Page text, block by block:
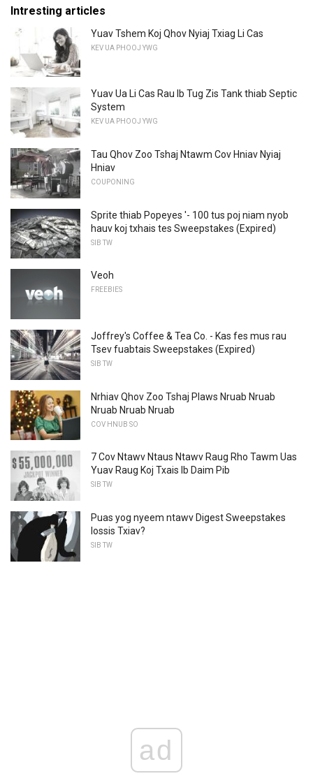
Intresting articles
Yuav Tshem Koj Qhov Nyiaj Txiag Li Cas
KEV UA PHOOJ YWG
Yuav Ua Li Cas Rau Ib Tug Zis Tank thiab Septic
System
KEV UA PHOOJ YWG
Tau Qhov Zoo Tshaj Ntawm Cov Hniav Nyiaj
Hniav
COUPONING
Sprite thiab Popeyes '- 100 tus poj niam nyob
hauv koj txhais tes Sweepstakes (Expired)
SIB TW
Veoh
FREEBIES
Joffrey's Coffee & Tea Co. - Kas fes mus rau
Tsev fuabtais Sweepstakes (Expired)
SIB TW
Nrhiav Qhov Zoo Tshaj Plaws Nruab Nruab
Nruab Nruab Nruab
COV HNUB SO
7 Cov Ntawv Ntaus Ntawv Raug Rho Tawm Uas
Yuav Raug Koj Txais Ib Daim Pib
SIB TW
Puas yog nyeem ntawv Digest Sweepstakes
lossis Txiav?
SIB TW
ad